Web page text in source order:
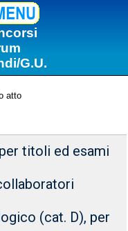
G.U.
atto
titoli ed esami
(cat. D), per